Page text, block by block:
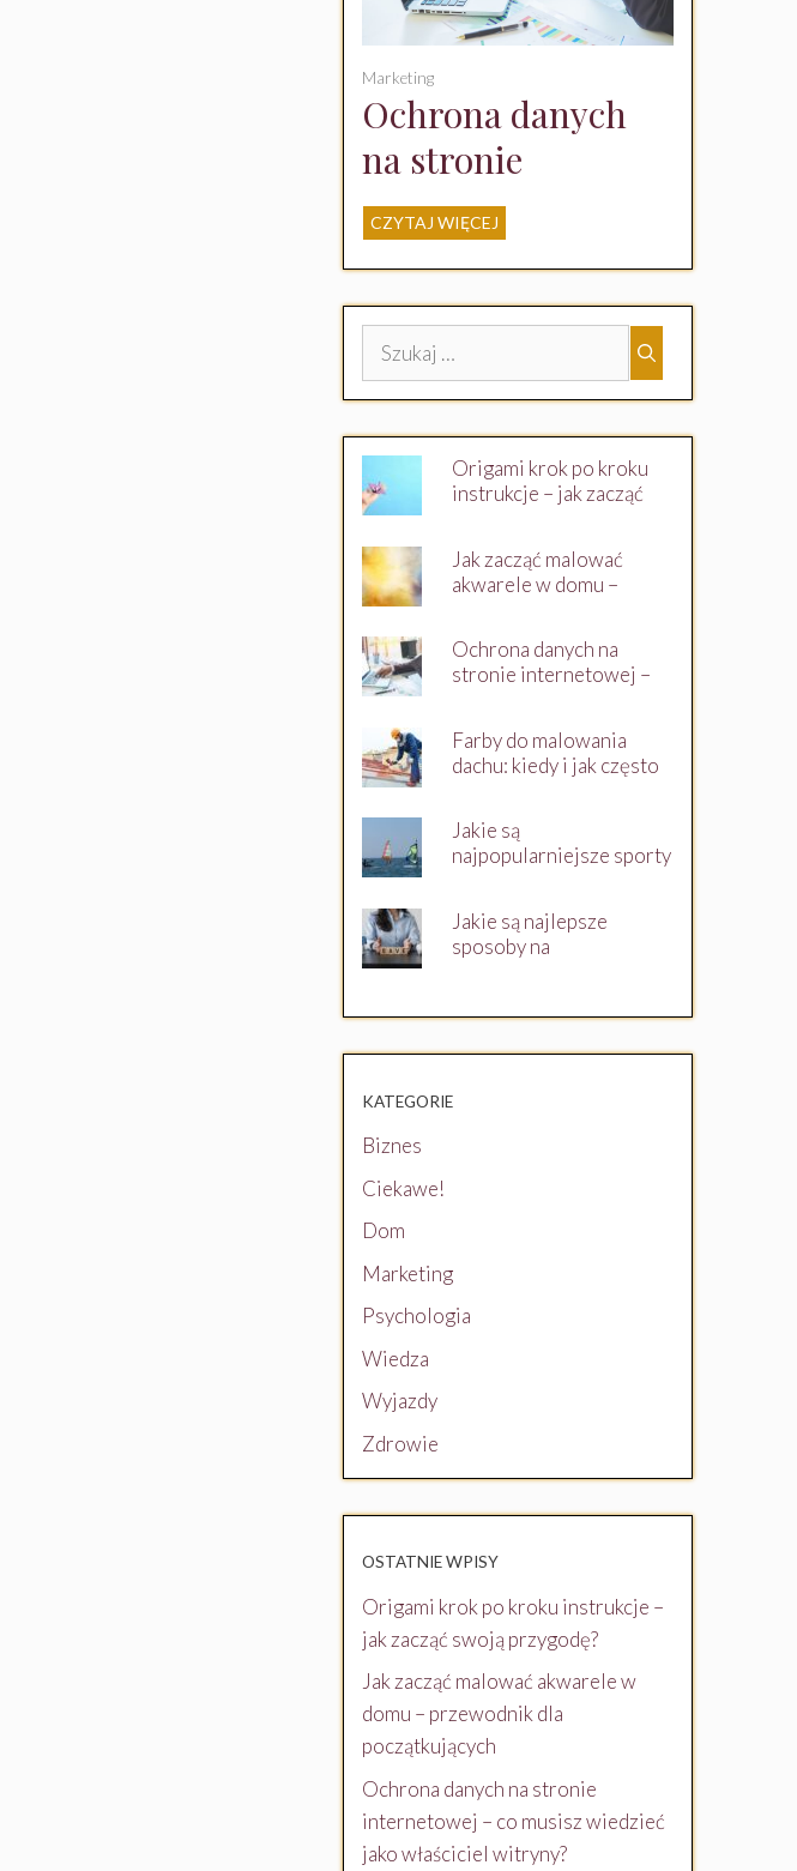
Ochrona danych
na stronie
internetowej – co
musisz wiedzieć
jako właściciel
witryny?
Marketing
CZYTAJ WIĘCEJ
Szukaj:
Origami krok po kroku
instrukcje – jak zacząć
Jak zacząć malować
akwarele w domu –
Ochrona danych na
stronie internetowej –
Farby do malowania
dachu: kiedy i jak często
Jakie są
najpopularniejsze sporty
Jakie są najlepsze
sposoby na
KATEGORIE
Biznes
Ciekawe!
Dom
Marketing
Psychologia
Wiedza
Wyjazdy
Zdrowie
OSTATNIE WPISY
Origami krok po kroku instrukcje –
jak zacząć swoją przygodę?
Jak zacząć malować akwarele w
domu – przewodnik dla
początkujących
Ochrona danych na stronie
internetowej – co musisz wiedzieć
jako właściciel witryny?